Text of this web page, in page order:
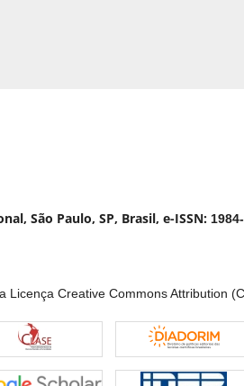
São Paulo, SP, Brasil, e-ISSN:
Licença Creative Commons Attribution